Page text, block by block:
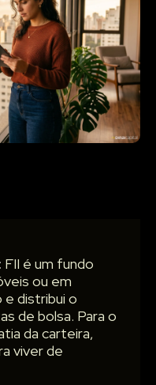
FII é um fundo
ou em
e distribui o
de bolsa. Para o
da carteira,
viver de